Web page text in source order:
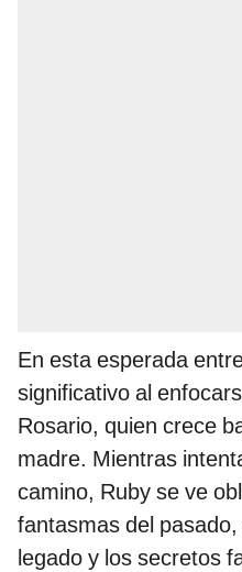
En esta esperada
significativo al
Rosario, quien crece
madre. Mientras
camino, Ruby se ve
fantasmas del
legado y los secretos